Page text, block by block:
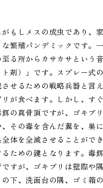
もしメスの成虫であり、
繁殖パンデミックです。
る所からカサカサという
剤）」です。スプレー式
せるための戦略兵器と言
が食べます。しかし、す
の真骨頂ですが、ゴキブ
その毒を含んだ糞を、巣
体を全滅させることがで
ための鍵となります。毒
すが、ゴキブリは壁際や
下、洗面台の隅、ゴミ箱